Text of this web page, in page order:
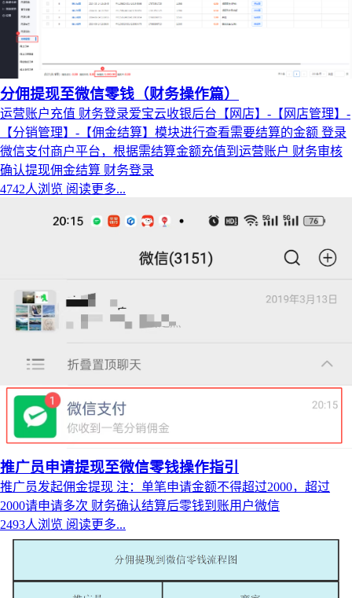
分佣提现至微信零钱（财务操作篇）
运营账户充值 财务登录爱宝云收银后台【网店】-【网店管理】-
【分销管理】-【佣金结算】模块进行查看需要结算的金额 登录
微信支付商户平台，根据需结算金额充值到运营账户 财务审核
确认提现佣金结算 财务登录
4742人浏览 阅读更多...
推广员申请提现至微信零钱操作指引
推广员发起佣金提现 注：单笔申请金额不得超过2000，超过
2000请申请多次 财务确认结算后零钱到账用户微信
2493人浏览 阅读更多...